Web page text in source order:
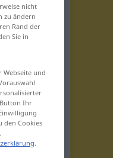
nicht
zu ändern
Rand der
Sie in
und
Ihr
den Cookies
.